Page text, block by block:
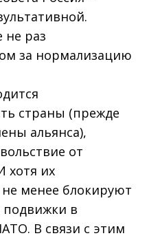
не раз
за нормализацию
страны (прежде
альянса),
от
хотя их
менее блокируют
подвижки в
В связи с этим